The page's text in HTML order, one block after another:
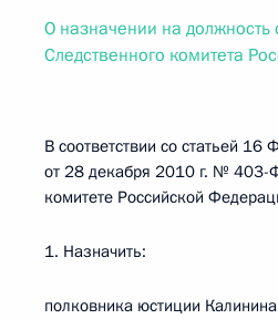
О назначении на должность
Следственного комитета
В соответствии со статьей 16
от 28 декабря 2010 г. № 403-
комитете Российской
1. Назначить:
полковника юстиции